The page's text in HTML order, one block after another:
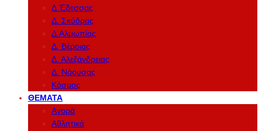
Δ.Έδεσσας
Δ. Σκύδρας
Δ.Αλμωπίας
Δ. Βέροιας
Δ. Αλεξάνδρειας
Δ. Νάουσας
Κόσμος
ΘΈΜΑΤΑ
Αγορά
Αθλητικά